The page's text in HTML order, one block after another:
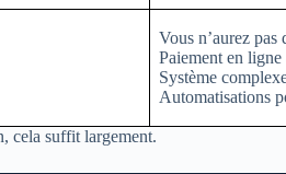
Vous n’aurez pas
Paiement en ligne
Système
Automatisations
cela suffit largement.